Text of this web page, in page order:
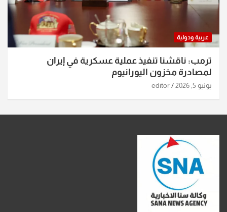
عربية ودولية
ترمب: ناقشنا تنفيذ عملية عسكرية في إيران
لمصادرة مخزون اليورانيوم
يونيو 5, 2026 editor